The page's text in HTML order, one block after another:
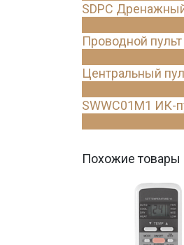
SDPC
Проводной
Центральный
SWWC01M1 ИК-
Похожие товары